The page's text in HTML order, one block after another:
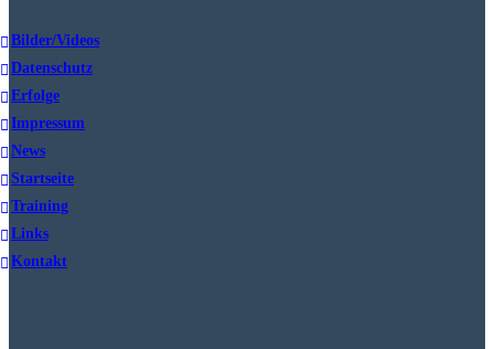
Bilder/Videos
Datenschutz
Erfolge
Impressum
News
Startseite
Training
Links
Kontakt